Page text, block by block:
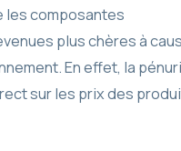
les composantes
plus chères à
En effet, la
sur les prix des